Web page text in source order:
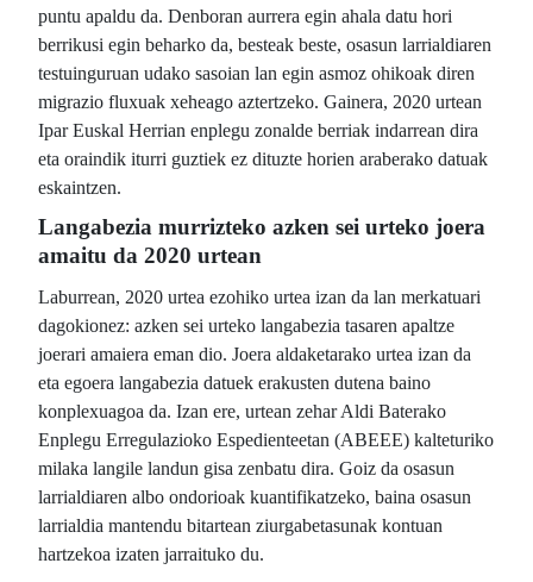
puntu apaldu da. Denboran aurrera egin ahala datu hori
berrikusi egin beharko da, besteak beste, osasun larrialdiaren
testuinguruan udako sasoian lan egin asmoz ohikoak diren
migrazio fluxuak xeheago aztertzeko. Gainera, 2020 urtean
Ipar Euskal Herrian enplegu zonalde berriak indarrean dira
eta oraindik iturri guztiek ez dituzte horien araberako datuak
eskaintzen.
Langabezia murrizteko azken sei urteko joera
amaitu da 2020 urtean
Laburrean, 2020 urtea ezohiko urtea izan da lan merkatuari
dagokionez: azken sei urteko langabezia tasaren apaltze
joerari amaiera eman dio. Joera aldaketarako urtea izan da
eta egoera langabezia datuek erakusten dutena baino
konplexuagoa da. Izan ere, urtean zehar Aldi Baterako
Enplegu Erregulazioko Espedienteetan (ABEEE) kalteturiko
milaka langile landun gisa zenbatu dira. Goiz da osasun
larrialdiaren albo ondorioak kuantifikatzeko, baina osasun
larrialdia mantendu bitartean ziurgabetasunak kontuan
hartzekoa izaten jarraituko du.